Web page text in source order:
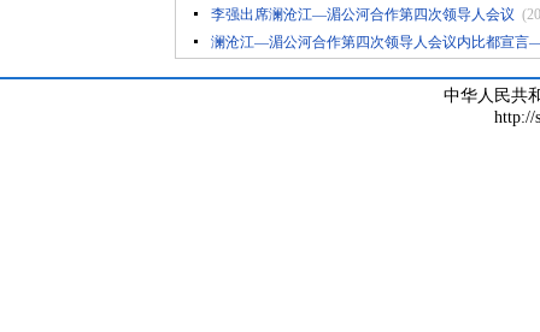
李强出席澜沧江—湄公河合作第四次领导人会议
澜沧江—湄公河合作第四次领导人会议内比都宣言
中华人民共
http://